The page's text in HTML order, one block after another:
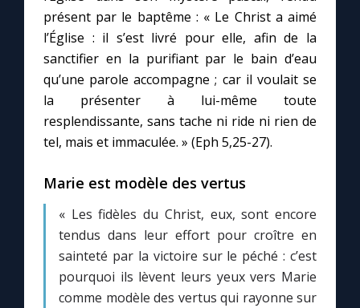
Une Minute avec Marie
Une neuvaine
À la une
1000 Raisons de Croire
Chapelet pour le monde
Contact
Faire un don
présent par le baptême : « Le Christ a aimé
l’Église : il s’est livré pour elle, afin de la
sanctifier en la purifiant par le bain d’eau
qu’une parole accompagne ; car il voulait se
la présenter à lui-même toute
resplendissante, sans tache ni ride ni rien de
tel, mais et immaculée. » (Eph 5,25-27).
Marie est modèle des vertus
« Les fidèles du Christ, eux, sont encore
tendus dans leur effort pour croître en
sainteté par la victoire sur le péché : c’est
pourquoi ils lèvent leurs yeux vers Marie
comme modèle des vertus qui rayonne sur